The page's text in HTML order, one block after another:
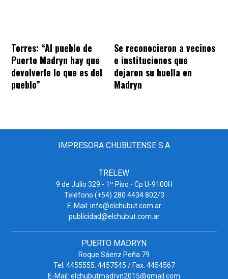
Torres: “Al pueblo de
Puerto Madryn hay que
devolverle lo que es del
pueblo”
Se reconocieron a vecinos
e instituciones que
dejaron su huella en
Madryn
IMPRESORA CHUBUTENSE S.A
TRELEW
9 de Julio 329 - 1º Piso - Cp U-9100H
Teléfono (+54) 280 4434 802/3
E-Mail: info@elchubut.com.ar
publicidad@elchubut.com.ar
PUERTO MADRYN
Roque Sáenz Peña 79
Tel: 4455555. 4457545 / Fax: 4454567
E-Mail: elchubutmadryn2015@gmail.com